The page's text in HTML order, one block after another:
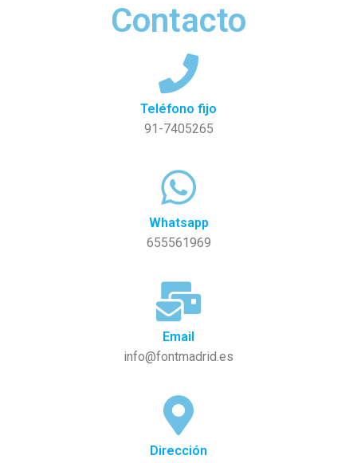
Contacto
Teléfono fijo
91-7405265
Whatsapp
655561969
Email
info@fontmadrid.es
Dirección